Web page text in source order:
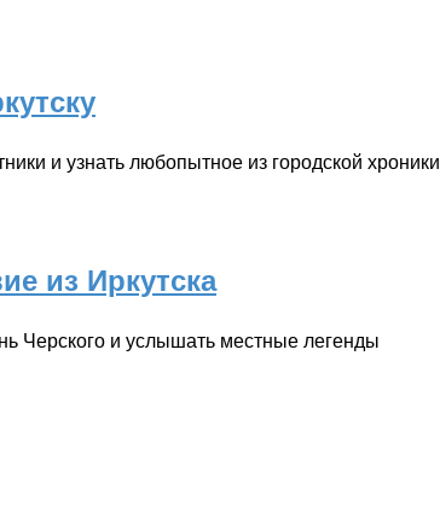
и узнать любопытное из городской хроники
из Иркутска
Черского и услышать местные легенды